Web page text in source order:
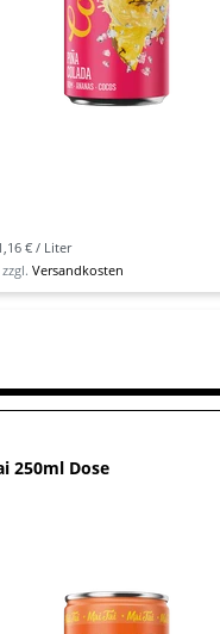
€ / Liter
zzgl.Versandkosten
250ml Dose